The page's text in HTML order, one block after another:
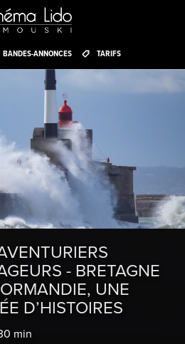
BANDES-ANNONCES TARIFS
- BRETAGNE
UNE
D’HISTOIRES
min